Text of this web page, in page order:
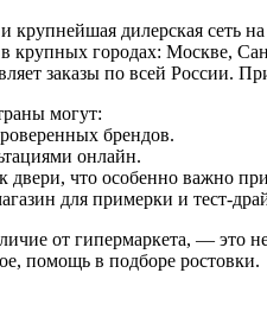
дилерская сеть
крупных городах: Москве,
заказы по всей России.
могут:
брендов.
онлайн.
двери, что особенно важно
для примерки и тест-
от гипермаркета, — это
помощь в подборе ростовки.